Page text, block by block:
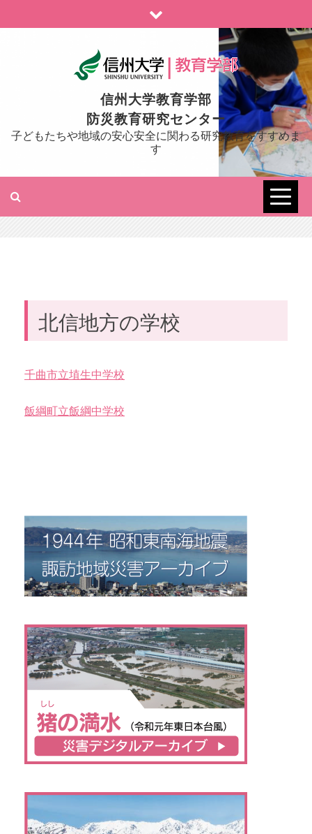
to
信州大学教育学部
防災教育研究センター
子どもたちや地域の安心安全に関わる研究教育をすすめま
す
北信地方の学校
千曲市立埴生中学校
飯綱町立飯綱中学校